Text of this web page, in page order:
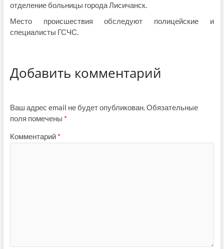
отделение больницы города Лисичанск.
Место происшествия обследуют полицейские и
специалисты ГСЧС.
Добавить комментарий
Ваш адрес email не будет опубликован.Обязательные
поля помечены *
Комментарий *